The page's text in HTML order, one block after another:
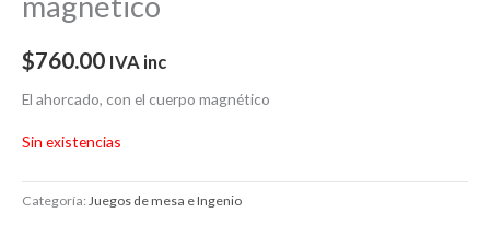
$760.00 IVA inc
El ahorcado, con el cuerpo magnético
Sin existencias
Categoría: Juegos de mesa e Ingenio